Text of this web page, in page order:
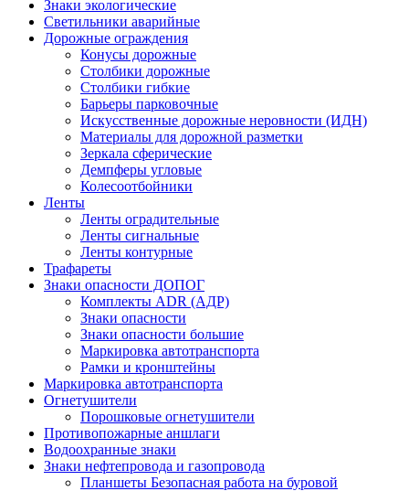
Знаки экологические
Светильники аварийные
Дорожные ограждения
Конусы дорожные
Столбики дорожные
Столбики гибкие
Барьеры парковочные
Искусственные дорожные неровности (ИДН)
Материалы для дорожной разметки
Зеркала сферические
Демпферы угловые
Колесоотбойники
Ленты
Ленты оградительные
Ленты сигнальные
Ленты контурные
Трафареты
Знаки опасности ДОПОГ
Комплекты ADR (АДР)
Знаки опасности
Знаки опасности большие
Маркировка автотранспорта
Рамки и кронштейны
Маркировка автотранспорта
Огнетушители
Порошковые огнетушители
Противопожарные аншлаги
Водоохранные знаки
Знаки нефтепровода и газопровода
Планшеты Безопасная работа на буровой